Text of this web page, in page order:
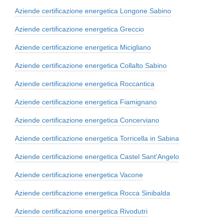
Aziende certificazione energetica Longone Sabino
Aziende certificazione energetica Greccio
Aziende certificazione energetica Micigliano
Aziende certificazione energetica Collalto Sabino
Aziende certificazione energetica Roccantica
Aziende certificazione energetica Fiamignano
Aziende certificazione energetica Concerviano
Aziende certificazione energetica Torricella in Sabina
Aziende certificazione energetica Castel Sant'Angelo
Aziende certificazione energetica Vacone
Aziende certificazione energetica Rocca Sinibalda
Aziende certificazione energetica Rivodutri